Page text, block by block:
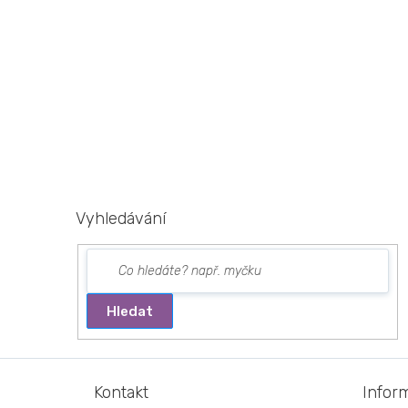
Vyhledávání
Hledat
Kontakt